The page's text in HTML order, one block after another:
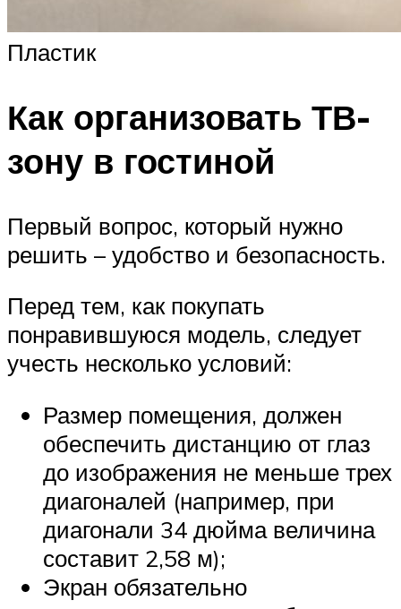
Пластик
Как организовать ТВ-
зону в гостиной
Первый вопрос, который нужно
решить – удобство и безопасность.
Перед тем, как покупать
понравившуюся модель, следует
учесть несколько условий:
Размер помещения, должен
обеспечить дистанцию от глаз
до изображения не меньше трех
диагоналей (например, при
диагонали 34 дюйма величина
составит 2,58 м);
Экран обязательно